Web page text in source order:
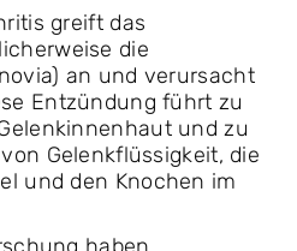
greift das
die
an und verursacht
Entzündung führt zu
und zu
Gelenkflüssigkeit, die
und den Knochen im